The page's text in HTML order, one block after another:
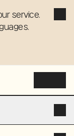
service.